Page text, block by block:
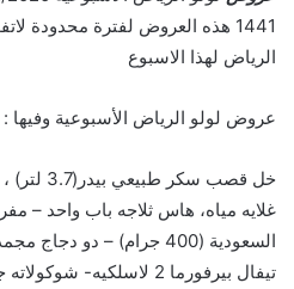
1441 هذه العروض لفترة محدودة
الرياض لهذا الاسبوع
عروض لولو الرياض الأسبوعية وفيها :
غلايه مياه، هاس ثلاجه باب واحد –
السعودية (400 جرام) – دو